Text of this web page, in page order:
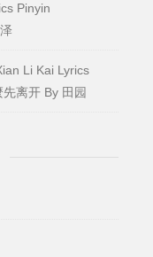
Pinyin
Li Kai Lyrics
离开 By 田园